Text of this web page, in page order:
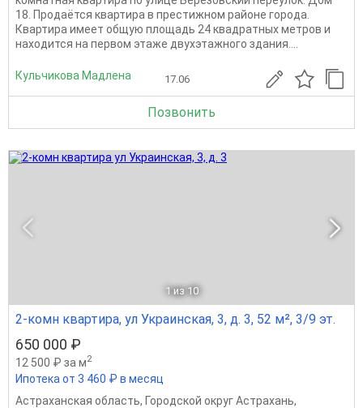
18. Продаётся квартира в престижном районе города.
Квартира имеет общую площадь 24 квадратных метров и
находится на первом этаже двухэтажного здания....
Кульчикова Мадлена 17.06
Позвонить
1 из 10
2-комн квартира, ул Украинская, 3, д. 3, 52 м², 3/9 эт.
650 000 ₽
12 500 ₽ за м2
Ипотека от 3 460 ₽ в месяц
Астраханская область, Городской округ Астрахань,